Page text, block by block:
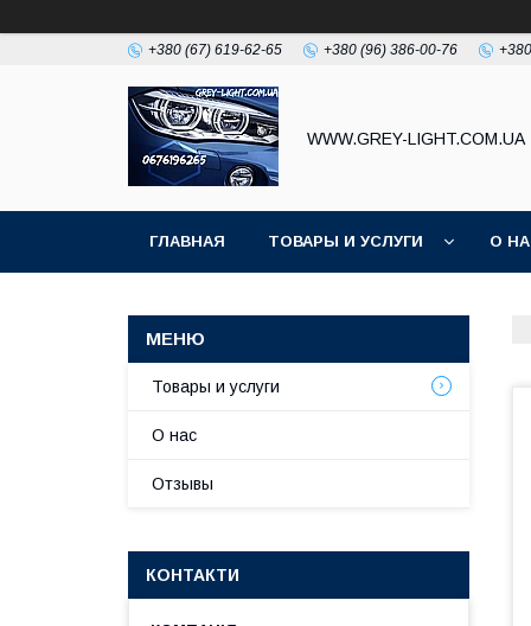
+380 (67) 619-62-65 +380 (96) 386-00-76
WWW.GREY-LIGHT.COM.UA
ГЛАВНАЯ ТОВАРЫ И УСЛУГИ О
Товары и услуги
О нас
Отзывы
КОНТАКТИ